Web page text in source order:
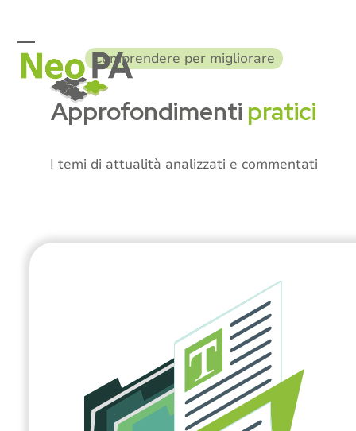
contentOpen
mobile
menu
Close
mobile
menu
Comprendere per migliorare
Approfondimenti pratici
I temi di attualità analizzati e commentati